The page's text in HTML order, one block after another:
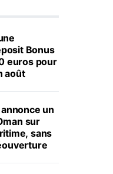
Bonus
euros pour
août
un
sur
sans